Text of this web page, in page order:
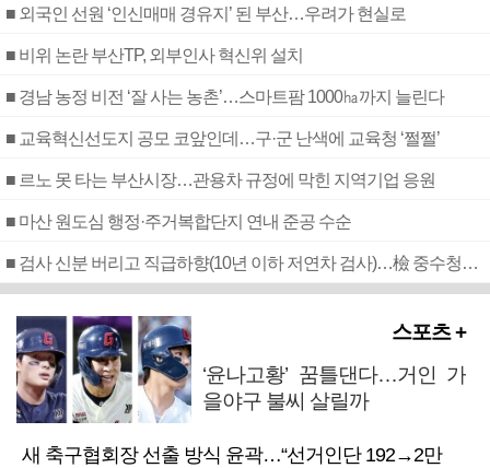
■ 외국인 선원 ‘인신매매 경유지’ 된 부산…우려가 현실로
■ 비위 논란 부산TP, 외부인사 혁신위 설치
■ 경남 농정 비전 ‘잘 사는 농촌’…스마트팜 1000㏊까지 늘린다
■ 교육혁신선도지 공모 코앞인데…구·군 난색에 교육청 ‘쩔쩔’
■ 르노 못 타는 부산시장…관용차 규정에 막힌 지역기업 응원
■ 마산 원도심 행정·주거복합단지 연내 준공 수순
■ 검사 신분 버리고 직급하향(10년 이하 저연차 검사)…檢 중수청행 기피
스포츠 +
‘윤나고황’ 꿈틀댄다…거인 가
을야구 불씨 살릴까
새 축구협회장 선출 방식 윤곽…“선거인단 192→2만